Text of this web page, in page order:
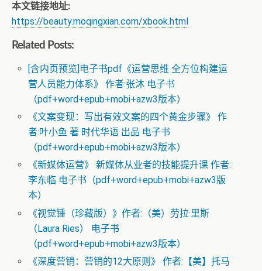
本文链接地址:
https://beauty.moqingxian.com/xbook.html
Related Posts:
[含内页预览]电子书pdf《运营思维 全方位构建运
营人员能力体系》 作者:张沐 电子书
（pdf+word+epub+mobi+azw3版本）
《文案变现：写出有效文案的四个黄金步骤》 作
者:叶小鱼 著 时代华语 出品 电子书
（pdf+word+epub+mobi+azw3版本）
《新媒体运营》 新媒体从业者的技能提升课 作者:
李东临 电子书（pdf+word+epub+mobi+azw3版
本）
《视觉锤（珍藏版）》作者:（美）劳拉·里斯
（Laura Ries） 电子书
（pdf+word+epub+mobi+azw3版本）
《深度营销：营销的12大原则》 作者:【美】托马